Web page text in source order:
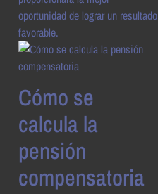
oportunidad de lograr un resultado
favorable.
Cómo se
calcula la
pensión
compensatoria